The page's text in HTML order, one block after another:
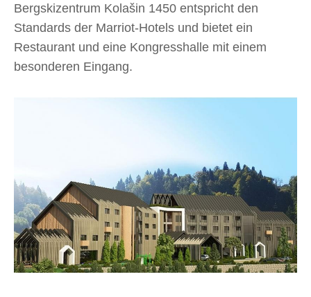
Bergskizentrum Kolašin 1450 entspricht den
Standards der Marriot-Hotels und bietet ein
Restaurant und eine Kongresshalle mit einem
besonderen Eingang.